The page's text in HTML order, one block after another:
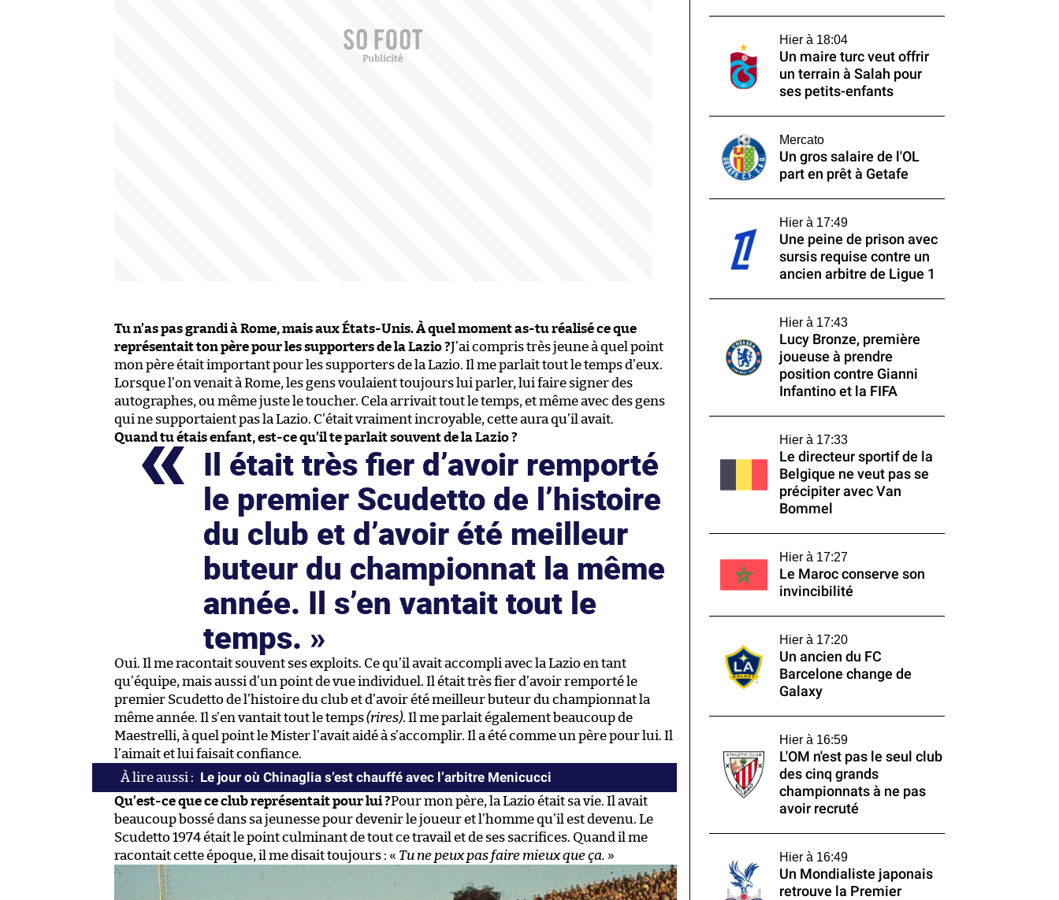
Tu n’as pas grandi à Rome, mais aux États-Unis. À quel moment as-tu réalisé ce que
représentait ton père pour les supporters de la Lazio ?J’ai compris très jeune à quel point
mon père était important pour les supporters de la Lazio. Il me parlait tout le temps d’eux.
Lorsque l’on venait à Rome, les gens voulaient toujours lui parler, lui faire signer des
autographes, ou même juste le toucher. Cela arrivait tout le temps, et même avec des gens
qui ne supportaient pas la Lazio. C’était vraiment incroyable, cette aura qu’il avait.
Quand tu étais enfant, est-ce qu’il te parlait souvent de la Lazio ?
Il était très fier d’avoir remporté
le premier Scudetto de l’histoire
du club et d’avoir été meilleur
buteur du championnat la même
année. Il s’en vantait tout le
temps.
Oui. Il me racontait souvent ses exploits. Ce qu’il avait accompli avec la Lazio en tant
qu’équipe, mais aussi d’un point de vue individuel. Il était très fier d’avoir remporté le
premier Scudetto de l’histoire du club et d’avoir été meilleur buteur du championnat la
même année. Il s’en vantait tout le temps(rires). Il me parlait également beaucoup de
Maestrelli, à quel point le Mister l’avait aidé à s’accomplir. Il a été comme un père pour lui. Il
l’aimait et lui faisait confiance.
Le jour où Chinaglia s’est chauffé avec l’arbitre Menicucci
Qu’est-ce que ce club représentait pour lui ?Pour mon père, la Lazio était sa vie. Il avait
beaucoup bossé dans sa jeunesse pour devenir le joueur et l’homme qu’il est devenu. Le
Scudetto 1974 était le point culminant de tout ce travail et de ses sacrifices. Quand il me
racontait cette époque, il me disait toujours : « Tu ne peux pas faire mieux que ça. »
Hier à 18:04
Un maire turc veut offrir
un terrain à Salah pour
ses petits-enfants
Mercato
Un gros salaire de l'OL
part en prêt à Getafe
Hier à 17:49
Une peine de prison avec
sursis requise contre un
ancien arbitre de Ligue 1
Hier à 17:43
Lucy Bronze, première
joueuse à prendre
position contre Gianni
Infantino et la FIFA
Hier à 17:33
Le directeur sportif de la
Belgique ne veut pas se
précipiter avec Van
Bommel
Hier à 17:27
Le Maroc conserve son
invincibilité
Hier à 17:20
Un ancien du FC
Barcelone change de
Galaxy
Hier à 16:59
L'OM n'est pas le seul club
des cinq grands
championnats à ne pas
avoir recruté
Hier à 16:49
Un Mondialiste japonais
retrouve la Premier